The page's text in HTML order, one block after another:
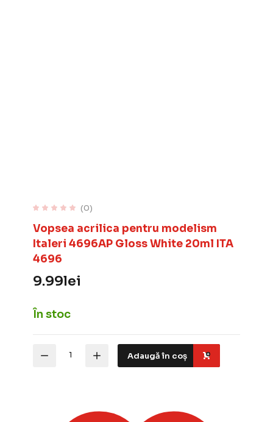
(0)
Vopsea acrilica pentru modelism
Italeri 4696AP Gloss White 20ml ITA
4696
9.99lei
În stoc
Vopsea
Adaugă în coș